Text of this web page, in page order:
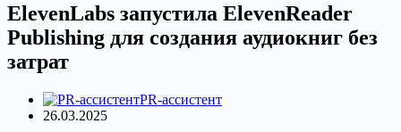
ElevenLabs запустила ElevenReader
Publishing для создания аудиокниг без
затрат
PR-ассистент
26.03.2025